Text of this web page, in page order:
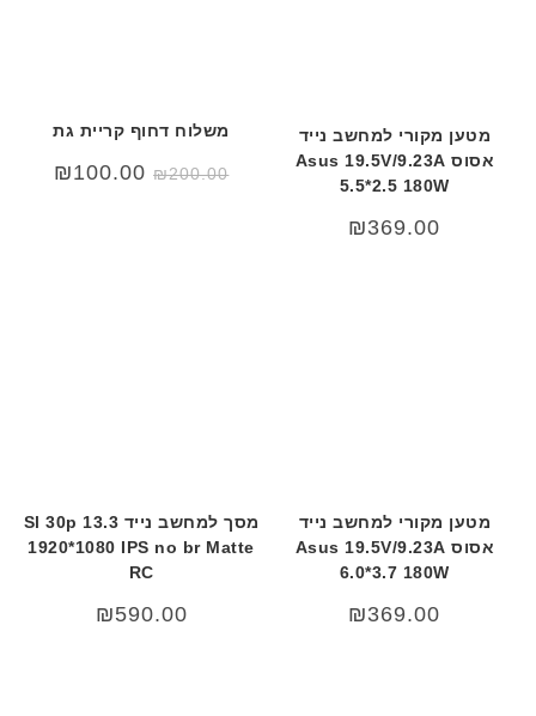
מטען מקורי למחשב נייד
אסוס Asus 19.5V/9.23A
5.5*2.5 180W
₪369.00
משלוח דחוף קריית גת
₪200.00
המחיר
המקורי
₪100.00
המחיר
הנוכחי
מטען מקורי למחשב נייד
אסוס Asus 19.5V/9.23A
6.0*3.7 180W
₪369.00
מסך למחשב נייד 13.3 Sl 30p
1920*1080 IPS no br Matte
RC
₪590.00